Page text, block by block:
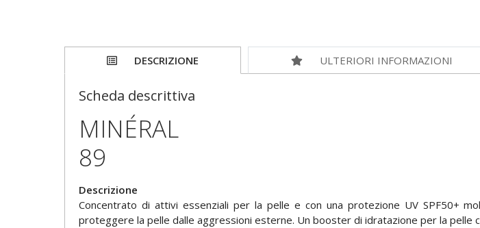
DESCRIZIONE ULTERIORI INFORMAZIONI
Scheda descrittiva
MINÉRAL
89
Descrizione
Concentrato di attivi essenziali per la pelle e con una protezione UV SPF50+
proteggere la pelle dalle aggressioni esterne. Un booster di idratazione per la pelle